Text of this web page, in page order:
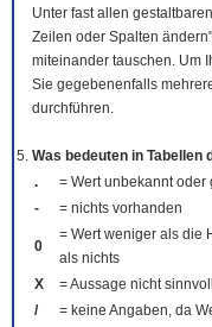
Unter fast allen
Zeilen oder Spalten
miteinander tauschen. Um
Sie gegebenenfalls
durchführen.
Was bedeuten in Tabellen
.
= Wert unbekannt oder
-
= nichts vorhanden
0
= Wert weniger als die
als nichts
X
= Aussage nicht sinnvoll
/
= keine Angaben, da